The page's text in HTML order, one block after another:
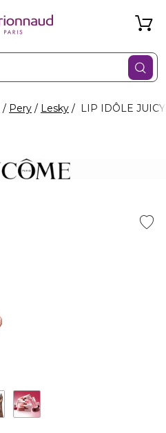
Pery Lesky LIP IDÔLE